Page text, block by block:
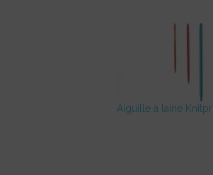
Aiguille à laine